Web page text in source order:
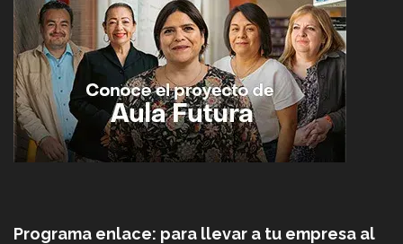
Programa enlace: para llevar a tu empresa al